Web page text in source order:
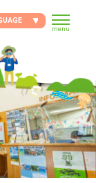
menu